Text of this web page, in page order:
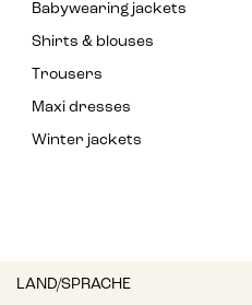
Babywearing jackets
Shirts & blouses
Trousers
Maxi dresses
Winter jackets
LAND/SPRACHE